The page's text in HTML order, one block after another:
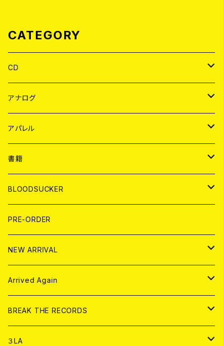
CATEGORY
CD
JAPAN
WORLD
アナログ
JAPAN
７EP
LP
WORLD
7EP
LP
アパレル
JAPAN
T-shirt
HOOD
WORLD
T-shirt
HOOD
書籍
MAGAZINE
BOLLOCKS
EL ZINE
写真集 (PHOTOBOOK)
BLOODSUCKER
CD
アナログ
アパレル
書籍
DIGITAL CONTENTS
PRE-ORDER
NEW ARRIVAL
CD
アナログ
Arrived Again
CD
アナログ
BREAK THE RECORDS
CD
３LA